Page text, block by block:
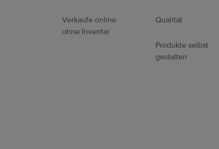
Verkaufe online
ohne Inventar
Qualität
Produkte selbst
gestalten